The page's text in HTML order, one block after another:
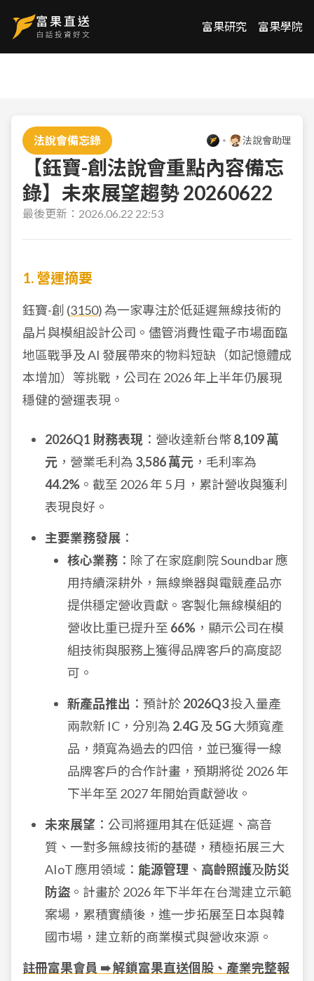
富果研究 富果學院
法說會備忘錄 法說會助理
【鈺寶-創法說會重點內容備忘
錄】未來展望趨勢 20260622
最後更新： 2026.06.22 22:53
1. 營運摘要
鈺寶-創 (3150) 為一家專注於低延遲無線技術的
晶片與模組設計公司。儘管消費性電子市場面臨
地區戰爭及 AI 發展帶來的物料短缺（如記憶體成
本增加）等挑戰，公司在 2026 年上半年仍展現
穩健的營運表現。
2026Q1 財務表現 ：營收達新台幣8,109 萬
元 ，營業毛利為 3,586 萬元 ，毛利率為
44.2% 。截至 2026 年 5 月，累計營收與獲利
表現良好。
主要業務發展 ：
核心業務 ：除了在家庭劇院 Soundbar 應
用持續深耕外，無線樂器與電競產品亦
提供穩定營收貢獻。客製化無線模組的
營收比重已提升至 66% ，顯示公司在模
組技術與服務上獲得品牌客戶的高度認
可。
新產品推出 ：預計於2026Q3投入量產
兩款新 IC，分別為 2.4G及5G大頻寬產
品，頻寬為過去的四倍，並已獲得一線
品牌客戶的合作計畫，預期將從 2026 年
下半年至 2027 年開始貢獻營收。
未來展望 ：公司將運用其在低延遲、高音
質、一對多無線技術的基礎，積極拓展三大
AIoT 應用領域： 能源管理 、 高齡照護及防災
防盜 。計畫於 2026 年下半年在台灣建立示範
案場，累積實績後，進一步拓展至日本與韓
國市場，建立新的商業模式與營收來源。
註冊富果會員 ➠ 解鎖富果直送個股、產業完整報